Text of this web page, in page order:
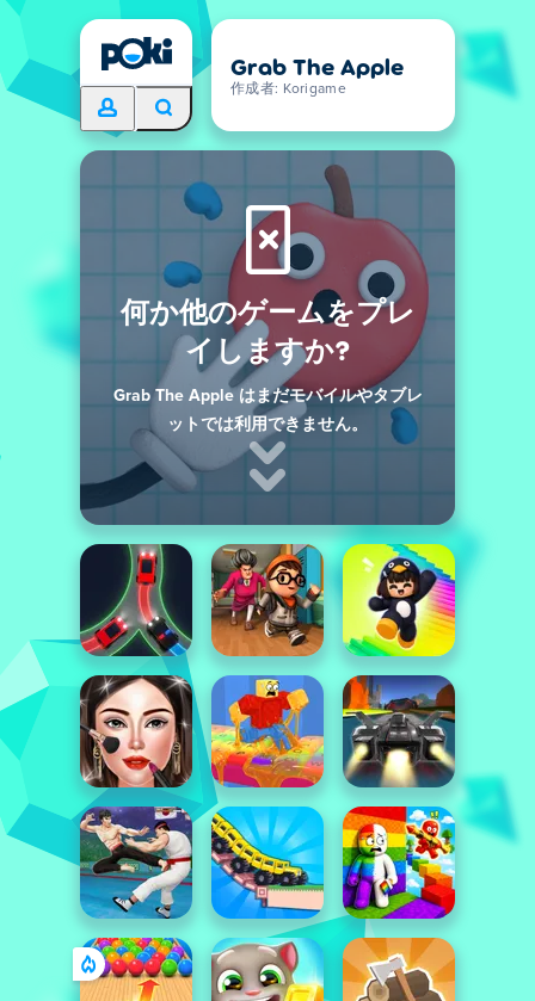
Grab The Apple
作成者: Korigame
何か他のゲームをプレ
イしますか?
Grab The Apple はまだモバイルやタブレ
ットでは利用できません。